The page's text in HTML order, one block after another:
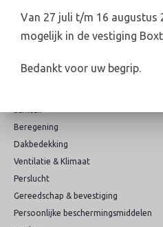
Categorieën
Beregening
Dakbedekking
Ventilatie & Klimaat
Perslucht
Gereedschap & bevestiging
Persoonlijke beschermingsmiddelen
Van 27 juli t/m 16 augustus
mogelijk in de vestiging
Bedankt voor uw begrip.